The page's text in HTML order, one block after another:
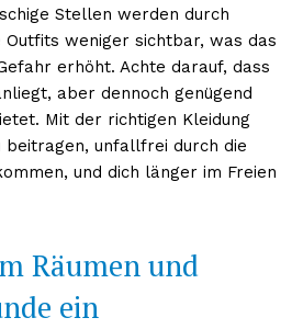
Stellen werden durch
weniger sichtbar, was das
erhöht. Achte darauf, dass
aber dennoch genügend
Mit der richtigen Kleidung
beitragen, unfallfrei durch die
und dich länger im Freien
Räumen und
ein